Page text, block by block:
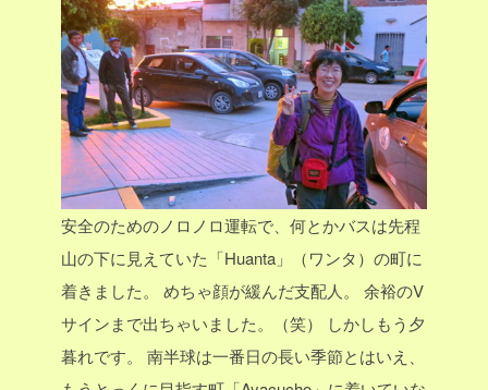
安全のためのノロノロ運転で、何とかバスは先程
山の下に見えていた「Huanta」（ワンタ）の町に
着きました。
めちゃ顔が緩んだ支配人。
余裕のV
サインまで出ちゃいました。（笑）
しかしもう夕
暮れです。
南半球は一番日の長い季節とはいえ、